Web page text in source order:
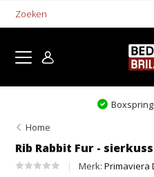
Home
Rib Rabbit Fur -
Merk:Primaviera